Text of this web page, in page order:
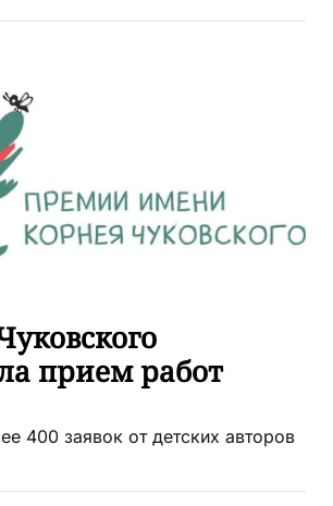
прием работ
400 заявок от детских авторов